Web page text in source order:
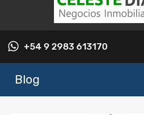
+54 9 2983 613170
Blog